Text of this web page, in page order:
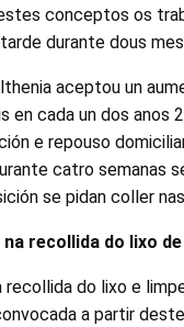
conceptos os
durante dous
aceptou un
en cada un dos anos
e repouso
catro semanas
se pidan coller
na recollida do lixo
recollida do lixo e
a partir